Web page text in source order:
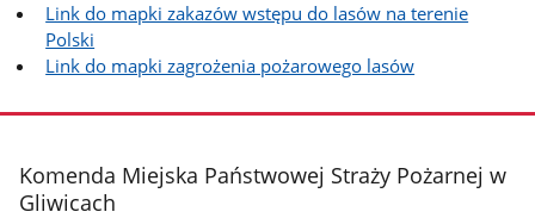
Link do mapki zakazów wstępu do lasów na terenie
Polski
Link do mapki zagrożenia pożarowego lasów
stopka
Komenda Miejska Państwowej Straży Pożarnej w
Gliwicach